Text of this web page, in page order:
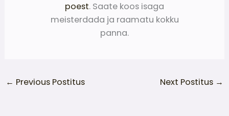
poest. Saate koos isaga
meisterdada ja raamatu kokku
panna.
← Previous Postitus Next Postitus →